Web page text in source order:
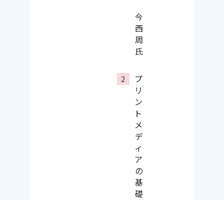
今
西
周
氏
プ
リ
ン
ト
メ
デ
ィ
ア
の
基
礎